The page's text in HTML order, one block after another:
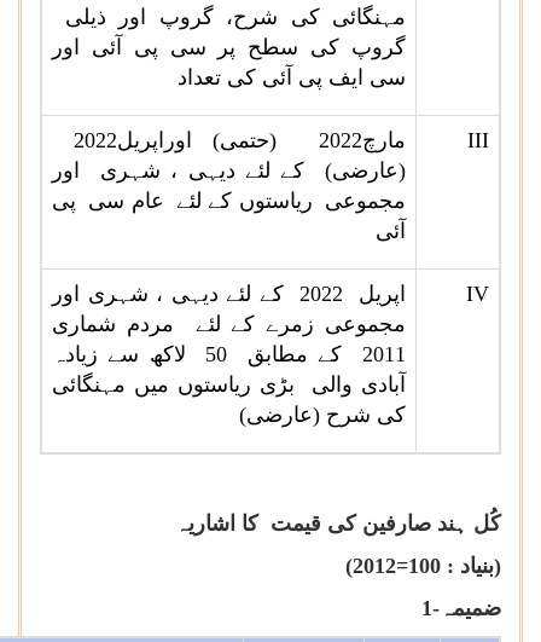
مہنگائی کی شرح، گروپ اور ذیلی
گروپ کی سطح پر سی پی آئی اور
سی ایف پی آئی کی تعداد
III
(عارضی) کے لئے دیہی ، شہری اور
مجموعی ریاستوں کے لئے عام سی پی
آئی
IV
اپریل 2022 کے لئے دیہی ، شہری اور
مجموعی زمرے کے لئے مردم شماری
2011 کے مطابق 50 لاکھ سے زیادہ
آبادی والی بڑی ریاستوں میں مہنگائی
کی شرح (عارضی)
کُل ہند صارفین کی قیمت کا اشاریہ
(بنیاد : 2012=100
)
ضمیمہ-1